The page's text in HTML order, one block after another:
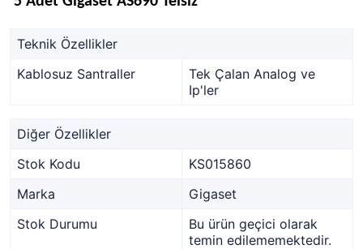
Teknik Özellikler
Kablosuz Santraller
Tek Çalan Analog ve
Ip'ler
Diğer Özellikler
Stok Kodu
KS015860
Marka
Gigaset
Stok Durumu
Bu ürün geçici olarak
temin edilememektedir.